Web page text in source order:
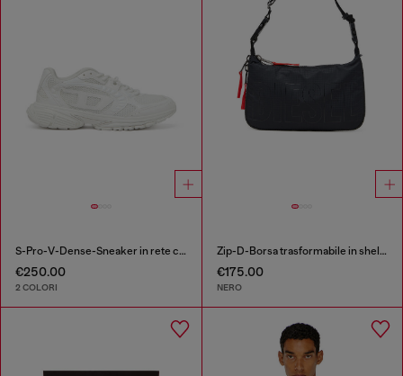
S-Pro-V-Dense-Sneaker in rete con logo Oval D
€250.00
2 COLORI
Zip-D-Borsa trasformabile in shell jacquard
€175.00
NERO